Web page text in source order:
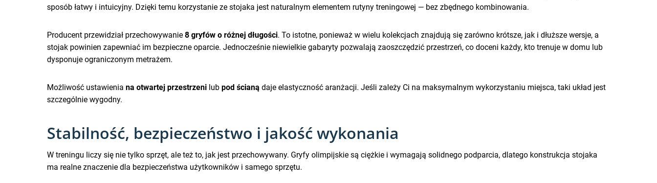
sposób łatwy i intuicyjny. Dzięki temu korzystanie ze stojaka jest naturalnym elementem rutyny treningowej — bez zbędnego kombinowania.
Producent przewidział przechowywanie 8 gryfów o różnej długości. To istotne, ponieważ w wielu kolekcjach znajdują się zarówno krótsze, jak i dłuższe wersje, a
stojak powinien zapewniać im bezpieczne oparcie. Jednocześnie niewielkie gabaryty pozwalają zaoszczędzić przestrzeń, co doceni każdy, kto trenuje w domu lub
dysponuje ograniczonym metrażem.
Możliwość ustawienia na otwartej przestrzeni lub pod ścianą daje elastyczność aranżacji. Jeśli zależy Ci na maksymalnym wykorzystaniu miejsca, taki układ jest
szczególnie wygodny.
Stabilność, bezpieczeństwo i jakość wykonania
W treningu liczy się nie tylko sprzęt, ale też to, jak jest przechowywany. Gryfy olimpijskie są ciężkie i wymagają solidnego podparcia, dlatego konstrukcja stojaka
ma realne znaczenie dla bezpieczeństwa użytkowników i samego sprzętu.